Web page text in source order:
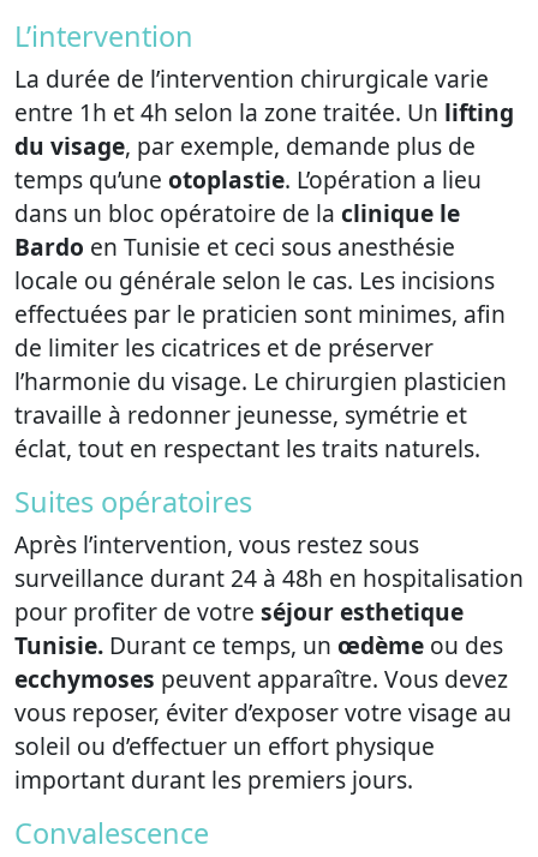
L’intervention
La durée de l’intervention chirurgicale varie
entre 1h et 4h selon la zone traitée. Un lifting
du visage, par exemple, demande plus de
temps qu’une otoplastie. L’opération a lieu
dans un bloc opératoire de la clinique le
Bardo en Tunisie et ceci sous anesthésie
locale ou générale selon le cas. Les incisions
effectuées par le praticien sont minimes, afin
de limiter les cicatrices et de préserver
l’harmonie du visage. Le chirurgien plasticien
travaille à redonner jeunesse, symétrie et
éclat, tout en respectant les traits naturels.
Suites opératoires
Après l’intervention, vous restez sous
surveillance durant 24 à 48h en hospitalisation
pour profiter de votre séjour esthetique
Tunisie. Durant ce temps, un œdème ou des
ecchymoses peuvent apparaître. Vous devez
vous reposer, éviter d’exposer votre visage au
soleil ou d’effectuer un effort physique
important durant les premiers jours.
Convalescence